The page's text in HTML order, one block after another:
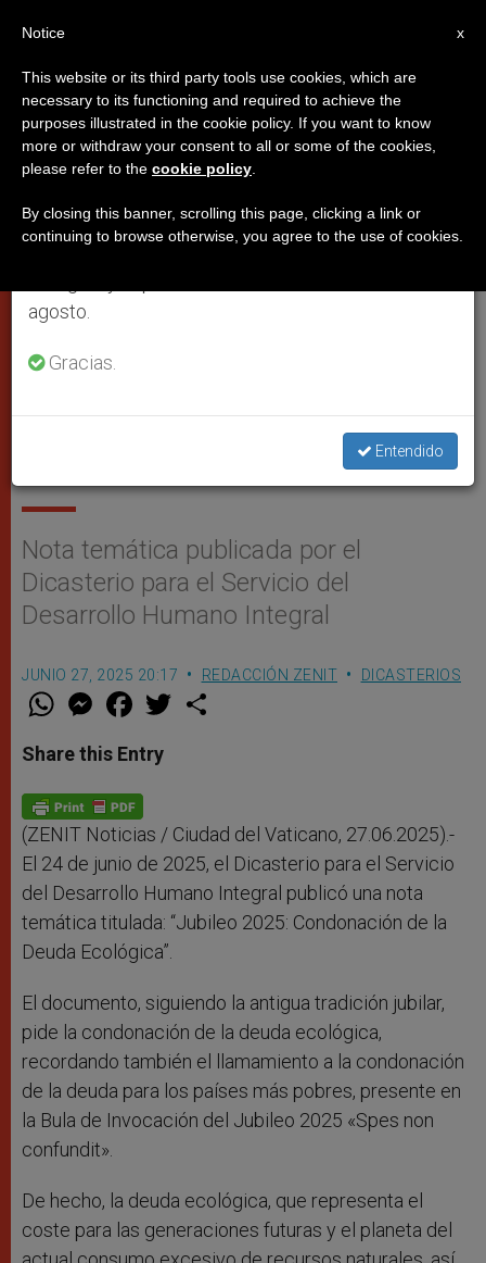
DICASTERIOS
2025: Condonación de la Deuda
Nota temática publicada por el
Dicasterio para el Servicio del
Desarrollo Humano Integral
JUNIO 27, 2025 20:17 REDACCIÓN ZENIT DICASTERIOS
W
t
s
p
p
M
e
s
e
g
e
r
F
a
e
b
o
k
w
Share this Entry
(ZENIT Noticias / Ciudad del Vaticano, 27.06.2025).-
El 24 de junio de 2025, el Dicasterio para el Servicio
del Desarrollo Humano Integral publicó una nota
temática titulada: “Jubileo 2025: Condonación de la
Deuda Ecológica”.
El documento, siguiendo la antigua tradición jubilar,
pide la condonación de la deuda ecológica,
recordando también el llamamiento a la condonación
de la deuda para los países más pobres, presente en
la Bula de Invocación del Jubileo 2025 «Spes non
confundit».
De hecho, la deuda ecológica, que representa el
coste para las generaciones futuras y el planeta del
×
Aviso importante
Del 27 de julio al 7 de agosto haremos la pausa
anual, aprovechando que en el periodo de verano
se generan menos informaciones y también el
agosto.
Gracias.
Entendido
x
Notice
This website or its third party tools use cookies, which are
necessary to its functioning and required to achieve the
purposes illustrated in the cookie policy. If you want to know
more or withdraw your consent to all or some of the cookies,
please refer to the cookie policy
By closing this banner, scrolling this page, clicking a link or
continuing to browse otherwise, you agree to the use of cookies.